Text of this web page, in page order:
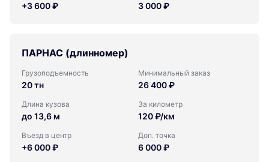
+3 600 ₽ 3 000 ₽
ПАРНАС (длинномер)
Грузоподъемность
20 тн
Минимальный заказ
26 400 ₽
Длина кузова
до 13,6 м
За километр
120 ₽/км
Въезд в центр
+6 000 ₽
Доп. точка
6 000 ₽